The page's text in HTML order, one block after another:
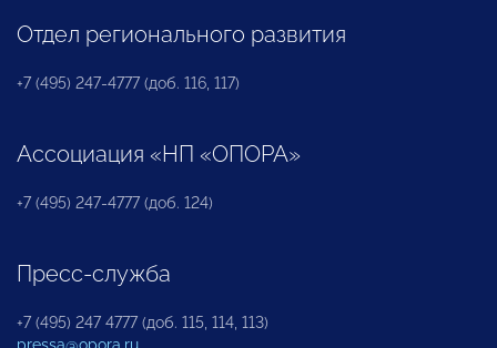
Отдел регионального развития
+7 (495) 247-4777 (доб. 116, 117)
Ассоциация «НП «ОПОРА»
+7 (495) 247-4777 (доб. 124)
Пресс-служба
+7 (495) 247 4777 (доб. 115, 114, 113)
pressa@opora.ru